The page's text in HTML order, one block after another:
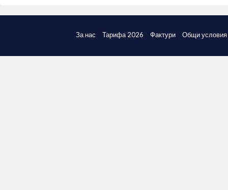
За нас Тарифа 2026 Фактури Общи условия